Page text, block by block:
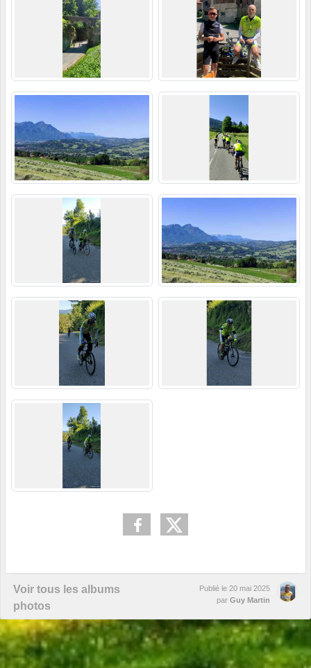
Voir tous les albums
photos
Publié le 20 mai 2025
par Guy Martin